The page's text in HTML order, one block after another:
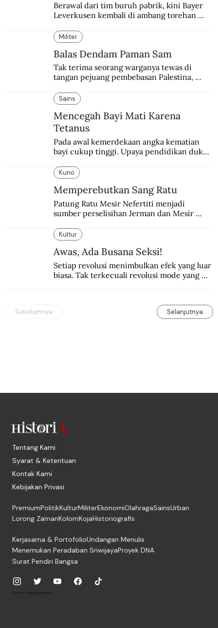
Berawal dari tim buruh pabrik, kini Bayer
Leverkusen kembali di ambang torehan
“Neverkusen”.
Militer
Balas Dendam Paman Sam
Tak terima seorang warganya tewas di
tangan pejuang pembebasan Palestina,
pembalasan.
Sains
Mencegah Bayi Mati Karena
Tetanus
Pada awal kemerdekaan angka kematian
bayi cukup tinggi. Upaya pendidikan dukun
Kuno
Memperebutkan Sang Ratu
Patung Ratu Mesir Nefertiti menjadi
sumber perselisihan Jerman dan Mesir
Kultur
Awas, Ada Busana Seksi!
Setiap revolusi menimbulkan efek yang luar
biasa. Tak terkecuali revolusi mode yang
Sebelumnya Selanjutnya
Tentang Kami
Syarat & Ketentuan
Kontak Kami
Kebijakan Privasi
PremiumPolitikKulturMiliterEkonomiOlahragaSainsUrban
Lorong ZamanKolomKojaHistoriografis
Kerjasama & PortofolioUndangan Menulis
Menemukan Peradaban SriwijayaProyek DNA
Surat Pendiri Bangsa
© 2026, PT. Media Digital Historia.